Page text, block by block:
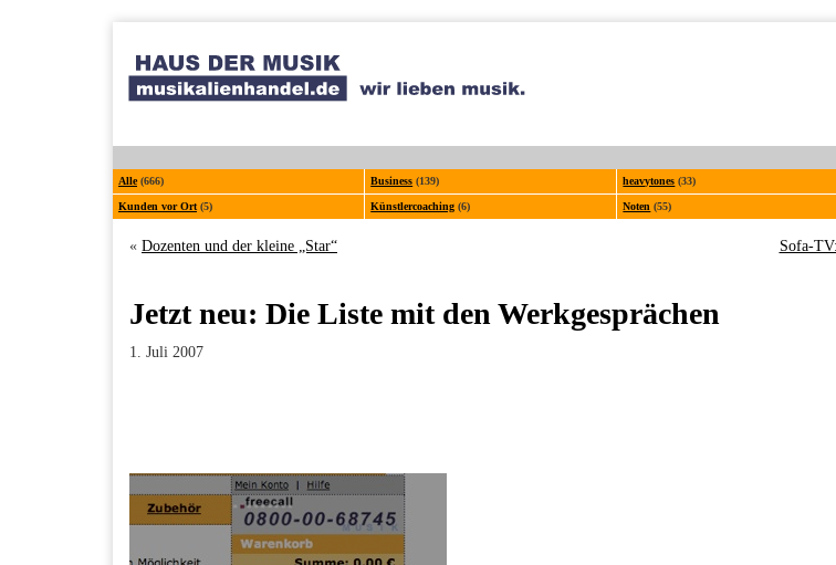
Alle(666) Business (139) heavytones (33)
Kunden vor Ort (5) Künstlercoaching (6) Noten (55)
« Dozenten und der kleine „Star“ Sofa-
Jetzt neu: Die Liste mit den Werkgesprächen
1. Juli 2007